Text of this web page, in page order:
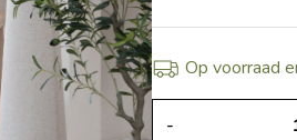
Op voorraad
-